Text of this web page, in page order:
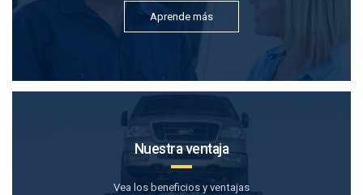
Aprende más
Nuestra ventaja
Vea los beneficios y ventajas